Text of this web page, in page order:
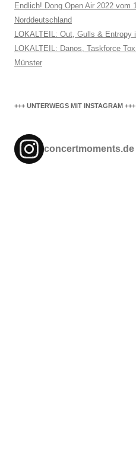
Endlich! Dong Open Air 2022 vom
Norddeutschland
LOKALTEIL: Out, Gulls & Entropy
LOKALTEIL: Danos, Taskforce
Münster
+++ UNTERWEGS MIT INSTAGRAM +++
concertmoments.de